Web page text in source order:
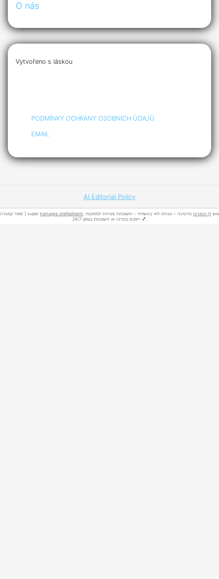
O nás
Vytvořeno s láskou
PODMÍNKY OCHRANY OSOBNÍCH ÚDAJŮ
EMAIL
AI Editorial Policy
סופר קמגרה | super kamagra shefapharm . גוש דן והמרכז מרטינה – נערות ליווי באשדוד – חשפניות צעירות למסיבות
רווקים במרכז או חשפניות בצפון 24/7 💕.